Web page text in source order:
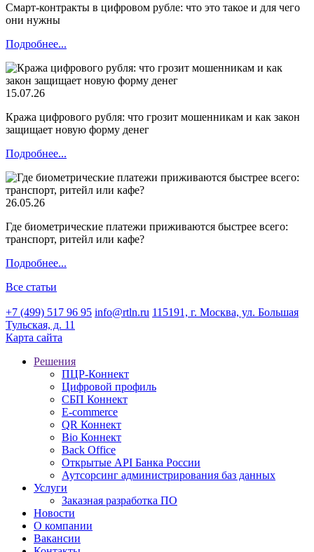
Смарт-контракты в цифровом рубле: что это такое и для чего
они нужны
Подробнее...
15.07.26
Кража цифрового рубля: что грозит мошенникам и как закон
защищает новую форму денег
Подробнее...
26.05.26
Где биометрические платежи приживаются быстрее всего:
транспорт, ритейл или кафе?
Подробнее...
Все статьи
+7 (499) 517 96 95 info@rtln.ru 115191, г. Москва, ул. Большая
Тульская, д. 11
Карта сайта
Решения
ПЦР-Коннект
Цифровой профиль
СБП Коннект
E-commerce
QR Коннект
Bio Коннект
Back Office
Открытые API Банка России
Аутсорсинг администрирования баз данных
Услуги
Заказная разработка ПО
Новости
О компании
Вакансии